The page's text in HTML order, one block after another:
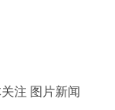
注 图片新闻